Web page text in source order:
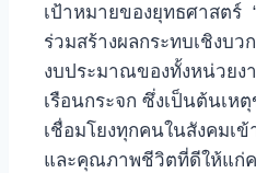
เป้าหมายของยุทธศาสตร์
ร่วมสร้างผลกระทบเชิงบ
งบประมาณของทั้งหน่วยง
เรือนกระจก ซึ่งเป็นต้นเห
เชื่อมโยงทุกคนในสังคมเ
และคุณภาพชีวิตที่ดีให้แก่